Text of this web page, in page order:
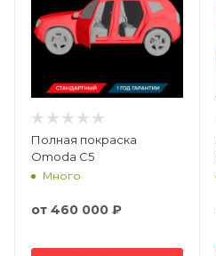
Полная покраска
Omoda C5
Много
от 460 000 ₽